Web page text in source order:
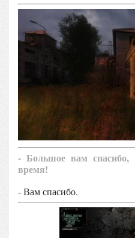
- Большое вам спасибо,
время!
- Вам спасибо.